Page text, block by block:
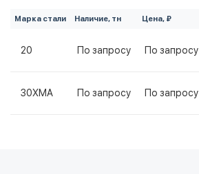
Марка стали Наличие, тн Цена, ₽
20 По запросу По запросу
30ХМА По запросу По запросу